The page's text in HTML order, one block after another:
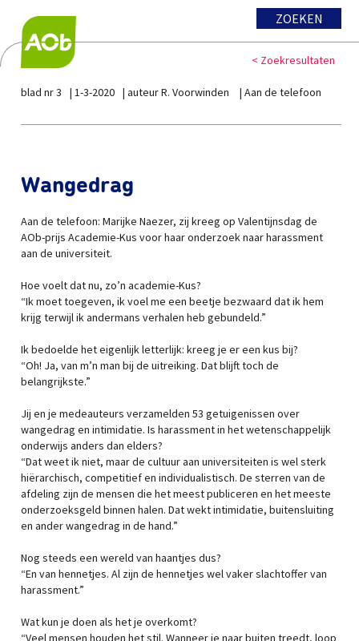
ZOEKEN
< Zoekresultaten
blad nr 3 1-3-2020 auteur R. Voorwinden Aan de telefoon
Wangedrag
Aan de telefoon: Marijke Naezer, zij kreeg op Valentijnsdag de
AOb-prijs Academie-Kus voor haar onderzoek naar harassment
aan de universiteit.
Hoe voelt dat nu, zo’n academie-Kus?
“Ik moet toegeven, ik voel me een beetje bezwaard dat ik hem
krijg terwijl ik andermans verhalen heb gebundeld.”
Ik bedoelde het eigenlijk letterlijk: kreeg je er een kus bij?
“Oh! Ja, van m’n man bij de uitreiking. Dat blijft toch de
belangrijkste.”
Jij en je medeauteurs verzamelden 53 getuigenissen over
wangedrag en intimidatie. Is harassment in het wetenschappelijk
onderwijs anders dan elders?
“Dat weet ik niet, maar de cultuur aan universiteiten is wel sterk
hiërarchisch, competitief en individualistisch. De sterren van de
afdeling zijn de mensen die het meest publiceren en het meeste
onderzoeksgeld binnen halen. Dat wekt intimidatie, buitensluiting
en ander wangedrag in de hand.”
Nog steeds een wereld van haantjes dus?
“En van hennetjes. Al zijn de hennetjes wel vaker slachtoffer van
harassment.”
Wat kun je doen als het je overkomt?
“Veel mensen houden het stil. Wanneer je naar buiten treedt, loop